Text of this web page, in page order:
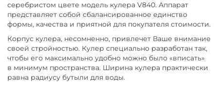
серебристом цвете модель кулера V840. Аппарат
представляет собой сбалансированное единство
формы, качества и приятной для покупателя стоимости.
Корпус кулера, несомненно, привлечет Ваше внимание
своей стройностью. Кулер специально разработан так,
чтобы его максимально удобно можно было «вписать»
в минимум пространства. Ширина кулера практически
равна радиусу бутыли для воды.